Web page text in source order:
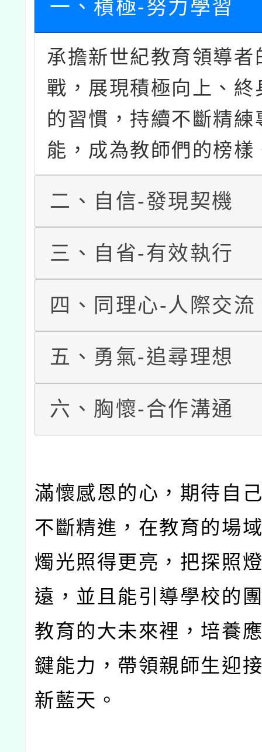
一、積極-努力學習
承擔新世紀教育領導者
戰，展現積極向上、終
的習慣，持續不斷精練
能，成為教師們的榜樣
二、自信-發現契機
三、自省-有效執行
四、同理心-人際交流
五、勇氣-追尋理想
六、胸懷-合作溝通
滿懷感恩的心，期待自
不斷精進，在教育的場
燭光照得更亮，把探照
遠，並且能引導學校的
教育的大未來裡，培養
鍵能力，帶領親師生迎
新藍天。